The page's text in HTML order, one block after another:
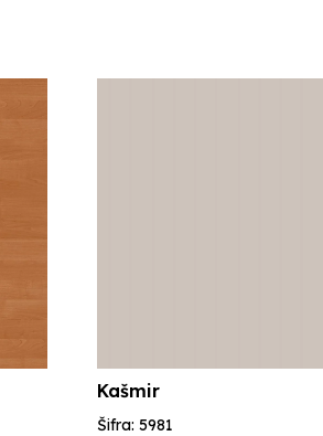
Kašmir
Šifra: 5981